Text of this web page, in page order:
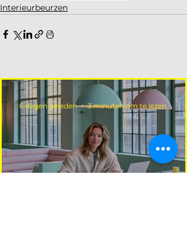
Interieurbeurzen
6 dagen geleden 3 minuten om te lezen